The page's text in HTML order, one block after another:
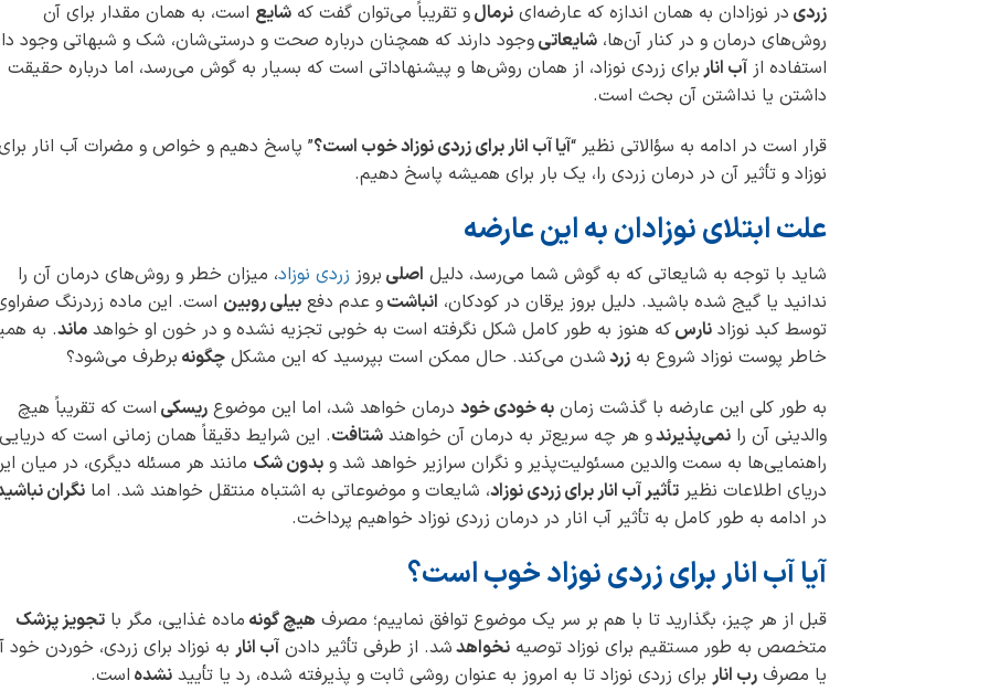
زردی در نوزادان به همان اندازه که عارضه‌ای نرمالو تقریباً می‌توان گفت که شایع است، به همان مقدار برای آن
روش‌های درمان و در کنار آن‌ها، شایعاتیوجود دارند که همچنان درباره صحت و درستی‌شان، شک و شبهاتی وجود
استفاده از آب اناربرای زردی نوزاد، از همان روش‌ها و پیشنهاداتی است که بسیار به گوش می‌رسد، اما درباره حقیقت
داشتن یا نداشتن آن بحث است.
قرار است در ادامه به سؤالاتی نظیر “آیا آب انار برای زردی نوزاد خوب است؟” پاسخ دهیم و خواص و مضرات آب انار
نوزاد و تأثیر آن در درمان زردی را، یک بار برای همیشه پاسخ دهیم.
علت ابتلای نوزادان به این عارضه
شاید با توجه به شایعاتی که به گوش شما می‌رسد، دلیل اصلی بروز زردی نوزاد، میزان خطر و روش‌های درمان آن را
ندانید یا گیج شده باشید. دلیل بروز یرقان در کودکان، انباشتو عدم دفع بیلی روبین است. این ماده زردرنگ
توسط کبد نوزاد نارسکه هنوز به طور کامل شکل نگرفته است به خوبی تجزیه نشده و در خون او خواهد ماند. به
خاطر پوست نوزاد شروع به زردشدن می‌کند. حال ممکن است بپرسید که این مشکل چگونه برطرف می‌شود؟
به طور کلی این عارضه با گذشت زمان به خودی خود درمان خواهد شد، اما این موضوع ریسکی است که تقریباً هیچ
والدینی آن را نمی‌پذیرندو هر چه سریع‌تر به درمان آن خواهند شتافت. این شرایط دقیقاً همان زمانی است که دریایی
راهنمایی‌ها به سمت والدین مسئولیت‌پذیر و نگران سرازیر خواهد شد و بدون شک مانند هر مسئله دیگری، در میان
دریای اطلاعات نظیر تأثیر آب انار برای زردی نوزاد، شایعات و موضوعاتی به اشتباه منتقل خواهند شد. اما نگران
در ادامه به طور کامل به تأثیر آب انار در درمان زردی نوزاد خواهیم پرداخت.
آیا آب انار برای زردی نوزاد خوب است؟
قبل از هر چیز، بگذارید تا با هم بر سر یک موضوع توافق نماییم؛ مصرف هیچ گونه ماده غذایی، مگر با تجویز پزشک
متخصص به طور مستقیم برای نوزاد توصیه نخواهدشد. از طرفی تأثیر دادن آب انار به نوزاد برای زردی، خوردن خود
یا مصرف رب انار برای زردی نوزاد تا به امروز به عنوان روشی ثابت و پذیرفته شده، رد یا تأیید نشده است.